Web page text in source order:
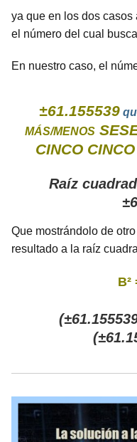
ya que en los dos
el número del cual
En nuestro caso, el
±61.155539
MÁS/MENOS
CINCO
Raíz
Que mostrándolo de
resultado a la raíz
B²